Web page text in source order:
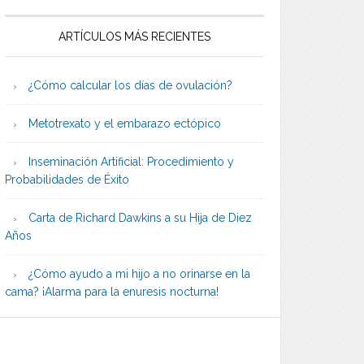
ARTÍCULOS MÁS RECIENTES
¿Cómo calcular los días de ovulación?
Metotrexato y el embarazo ectópico
Inseminación Artificial: Procedimiento y
Probabilidades de Éxito
Carta de Richard Dawkins a su Hija de Diez
Años
¿Cómo ayudo a mi hijo a no orinarse en la
cama? ¡Alarma para la enuresis nocturna!